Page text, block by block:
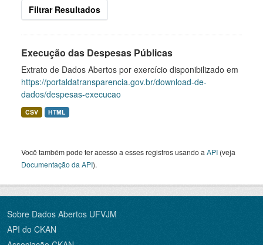
Filtrar Resultados
Execução das Despesas Públicas
Extrato de Dados Abertos por exercício disponibilizado em
https://portaldatransparencia.gov.br/download-de-
dados/despesas-execucao
CSV HTML
Você também pode ter acesso a esses registros usando a API (veja
Documentação da API).
Sobre Dados Abertos UFVJM
API do CKAN